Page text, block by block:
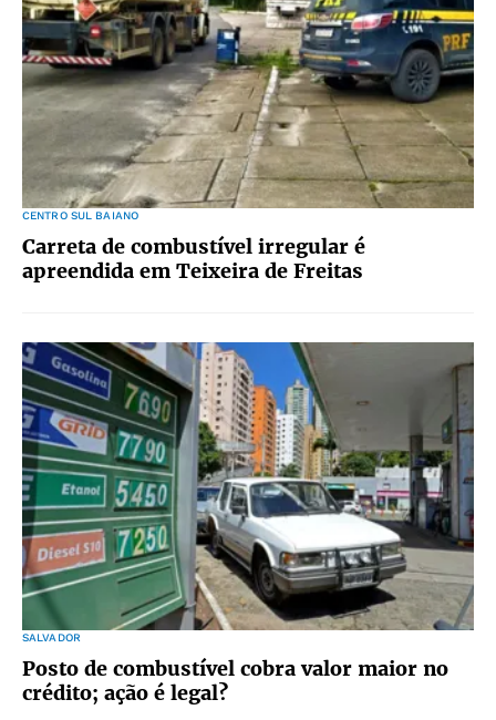
CENTRO SUL BAIANO
Carreta de combustível irregular é
apreendida em Teixeira de Freitas
SALVADOR
Posto de combustível cobra valor maior no
crédito; ação é legal?